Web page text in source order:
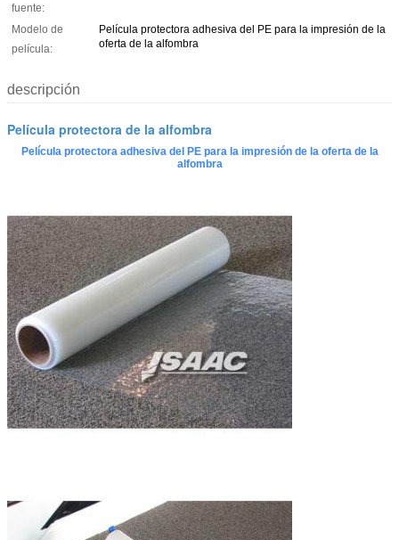
fuente:
Modelo de
película:
Película protectora adhesiva del PE para la impresión de la
oferta de la alfombra
descripción
Película protectora de la alfombra
Película protectora adhesiva del PE para la impresión de la oferta de la
alfombra